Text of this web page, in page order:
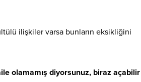
ilişkiler varsa bunların eksikliğini
olamamış diyorsunuz, biraz açabilir